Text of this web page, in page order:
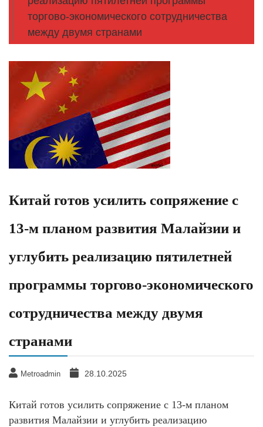
торгово-экономического сотрудничества
между двумя странами
Китай готов усилить сопряжение с
13-м планом развития Малайзии и
углубить реализацию пятилетней
программы торгово-экономического
сотрудничества между двумя
странами
Metroadmin 28.10.2025
Китай готов усилить сопряжение с 13-м планом
развития Малайзии и углубить реализацию